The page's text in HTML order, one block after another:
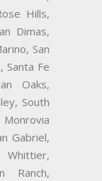
Hills,
Dimas,
San
Santa Fe
Oaks,
South
Gabriel,
Ranch,